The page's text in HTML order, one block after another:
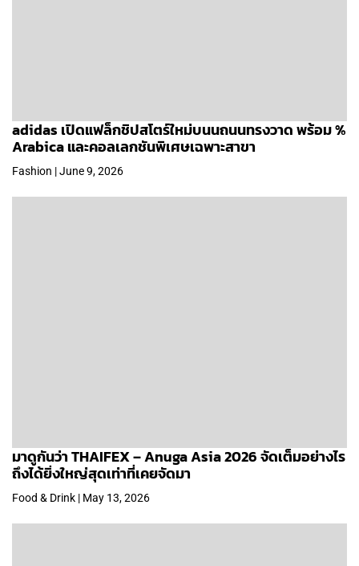
adidas เปิดแฟล็กชิปสโตร์ใหม่บนนถนนทรงวาด พร้อม %
Arabica และคอลเลกชันพิเศษเฉพาะสาขา
Fashion | June 9, 2026
มาดูกันว่า THAIFEX – Anuga Asia 2026 จัดเต็มอย่างไร
ถึงได้ยิ่งใหญ่สุดเท่าที่เคยจัดมา
Food & Drink | May 13, 2026